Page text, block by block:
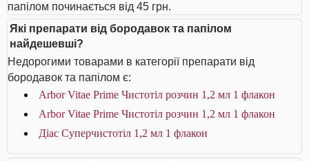
папілом починається від 45 грн.
Які препарати від бородавок та папілом
найдешевші?
Недорогими товарами в категорії препарати від
бородавок та папілом є:
Arbor Vitae Prime Чистотіл розчин 1,2 мл 1 флакон
Arbor Vitae Prime Чистотіл розчин 1,2 мл 1 флакон
Діас Суперчистотіл 1,2 мл 1 флакон